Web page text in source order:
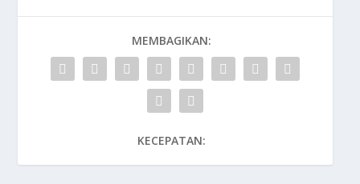
MEMBAGIKAN:
KECEPATAN: